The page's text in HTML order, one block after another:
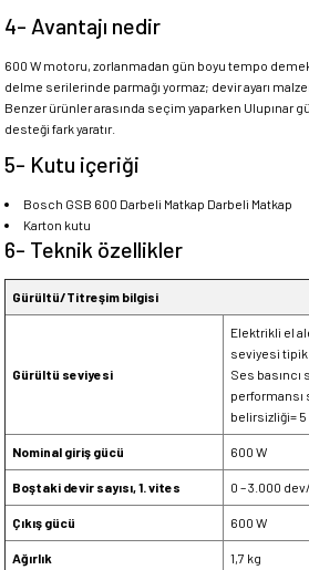
4- Avantajı nedir
600 W motoru, zorlanmadan gün boyu tempo
delme serilerinde parmağı yormaz; devir ayarı
Benzer ürünler arasında seçim yaparken Ulupınar
desteği fark yaratır.
5- Kutu içeriği
Bosch GSB 600 Darbeli Matkap Darbeli Matkap
Karton kutu
6- Teknik özellikler
Gürültü/Titreşim bilgisi
Gürültü seviyesi
Elektrikli el
seviyesi
Ses basıncı
performansı
belirsizliği= 5
Nominal giriş gücü 600 W
Boştaki devir sayısı, 1. vites 0 – 3.000
Çıkış gücü 600 W
Ağırlık 1,7 kg